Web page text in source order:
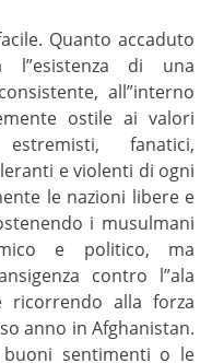
Quanto accaduto
l”esistenza di una
all”interno
ostile ai valori
fanatici,
e violenti di ogni
le nazioni libere e
i musulmani
e politico, ma
contro l”ala
ricorrendo alla forza
anno in Afghanistan.
sentimenti o le